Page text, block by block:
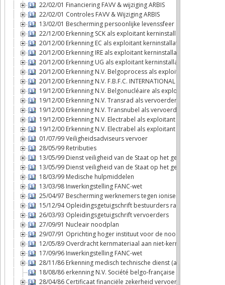
22/02/01 Financiering FAVV & wijziging ARBIS
22/02/01 Controles FAVV & Wijziging ARBIS
13/02/01 Bescherming persoonlijke levenssfeer
22/12/00 Erkenning SCK als exploitant kerninstallatie
20/12/00 Erkenning EC als exploitant kerninstallatie
20/12/00 Erkenning IRE als exploitant kerninstallatie
20/12/00 Erkenning UG als exploitant kerninstallatie
20/12/00 Erkenning N.V. Belgoprocess als exploitant
20/12/00 Erkenning N.V. F.B.F.C. INTERNATIONAL als exploitant
19/12/00 Erkenning N.V. Belgonucléaire als exploitant
19/12/00 Erkenning N.V. Transrad als vervoerder
19/12/00 Erkenning N.V. Transnubel als vervoerder
19/12/00 Erkenning N.V. Electrabel als exploitant kerninstallatie
19/12/00 Erkenning N.V. Electrabel als exploitant kerninstallatie
01/07/99 Veiligheidsadviseurs vervoer
28/05/99 Retributies
13/05/99 Dienst veiligheid van de Staat op het gebied van de
13/05/99 Dienst veiligheid van de Staat op het gebied van de
18/03/99 Medische hulpmiddelen
13/03/98 Inwerkingstelling FANC-wet
25/04/97 Bescherming werknemers tegen ioniserende stralingen
15/12/94 Opleidingsgetuigschrift bestuurders radioactieve
26/03/93 Opleidingsgetuigschrift vervoerders
27/09/91 Nucleair noodplan
29/07/91 Oprichting hoger instituut voor de noodplanning
12/05/89 Overdracht kernmateriaal aan niet-kernwapenstaten
17/09/96 Inwerkingstelling FANC-wet
28/11/86 Erkenning medisch technische dienst (art. 6bis, § 2,
18/08/86 erkenning N.V. Société belgo-française d'énergie
28/04/86 Certificaat financiële zekerheid vervoerders